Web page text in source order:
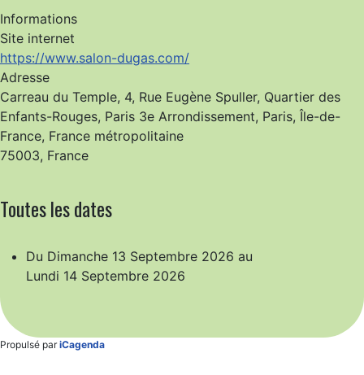
Informations
Site internet
https://www.salon-dugas.com/
Adresse
Carreau du Temple, 4, Rue Eugène Spuller, Quartier des
Enfants-Rouges, Paris 3e Arrondissement, Paris, Île-de-
France, France métropolitaine
75003, France
Toutes les dates
Du Dimanche 13 Septembre 2026 au
Lundi 14 Septembre 2026
Propulsé pariCagenda